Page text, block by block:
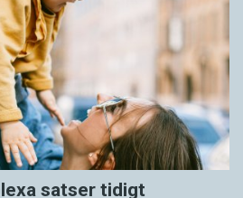
satser tidigt